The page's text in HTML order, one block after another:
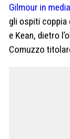
Gilmour in
gli ospiti coppia
e Kean, dietro
Comuzzo